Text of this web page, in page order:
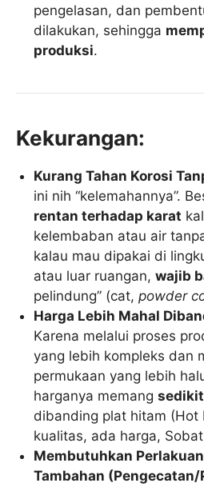
pengelasan, dan
dilakukan, sehingga
produksi.
Kekurangan:
Kurang Tahan Korosi
ini nih “kelemahannya”.
rentan terhadap karat
kelembaban atau air
kalau mau dipakai di
atau luar ruangan,wajib
pelindung” (cat,powder
Harga Lebih Mahal
Karena melalui proses
yang lebih kompleks dan
permukaan yang lebih
harganya memang
dibanding plat hitam (Hot
kualitas, ada harga,
Membutuhkan
Tambahan